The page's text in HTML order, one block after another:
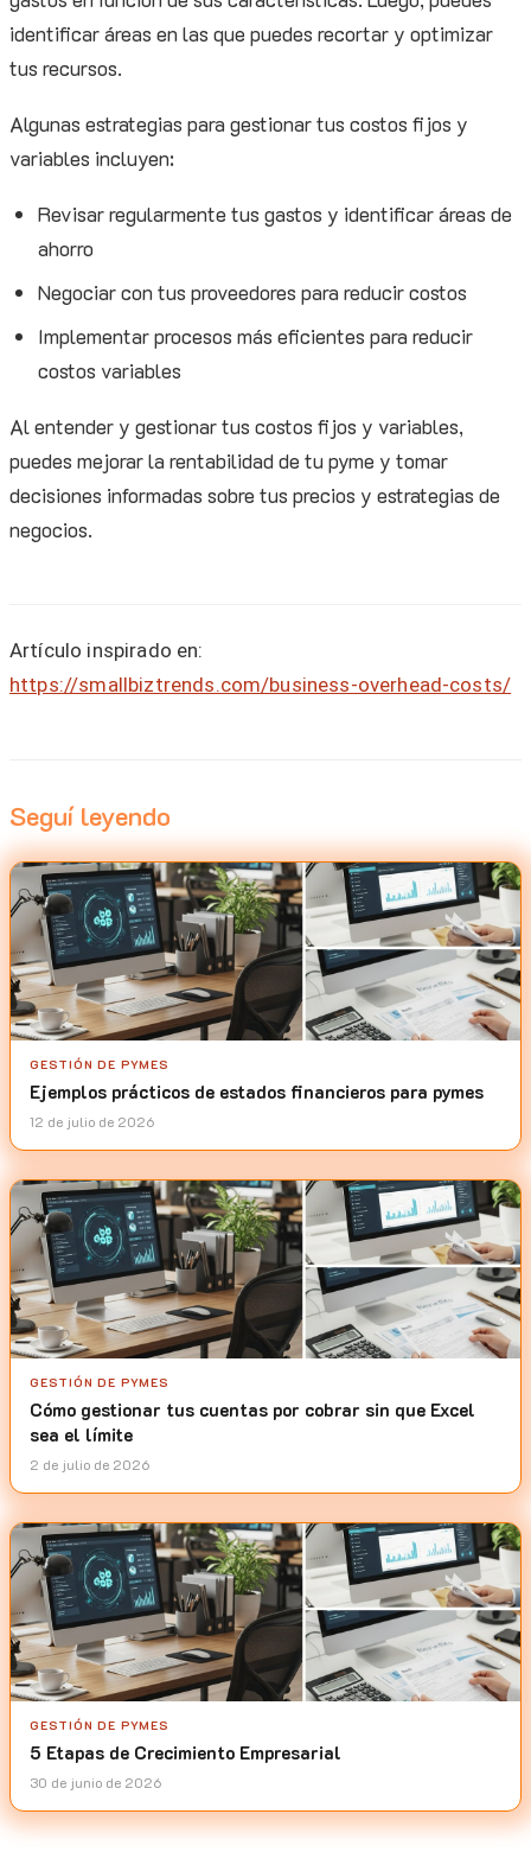
identificar áreas en las que puedes recortar y optimizar
tus recursos.
Algunas estrategias para gestionar tus costos fijos y
variables incluyen:
Revisar regularmente tus gastos y identificar áreas de
ahorro
Negociar con tus proveedores para reducir costos
Implementar procesos más eficientes para reducir
costos variables
Al entender y gestionar tus costos fijos y variables,
puedes mejorar la rentabilidad de tu pyme y tomar
decisiones informadas sobre tus precios y estrategias de
negocios.
Artículo inspirado en:
https://smallbiztrends.com/business-overhead-costs/
Seguí leyendo
GESTIÓN DE PYMES
Ejemplos prácticos de estados financieros para pymes
12 de julio de 2026
GESTIÓN DE PYMES
Cómo gestionar tus cuentas por cobrar sin que Excel
sea el límite
2 de julio de 2026
GESTIÓN DE PYMES
5 Etapas de Crecimiento Empresarial
30 de junio de 2026